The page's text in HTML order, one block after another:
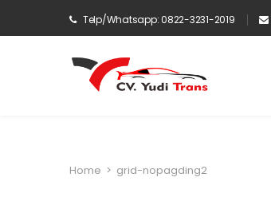
Telp/Whatsapp: 0822-3231-2019
Home > grid-nopagding2